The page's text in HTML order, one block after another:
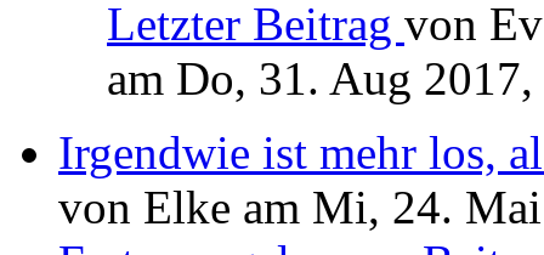
Letzter Beitrag von
am Do, 31. Aug
Irgendwie ist mehr los,
von Elke am Mi, 24.